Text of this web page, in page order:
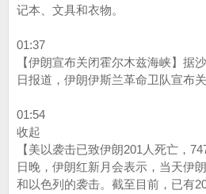
记本、文具和衣物。
01:37
【伊朗宣布关闭霍尔木兹海峡】据
日报道，伊朗伊斯兰革命卫队宣布
01:54
收起
【美以袭击已致伊朗201人死亡，
日晚，伊朗红新月会表示，当天伊
和以色列的袭击。截至目前，已有